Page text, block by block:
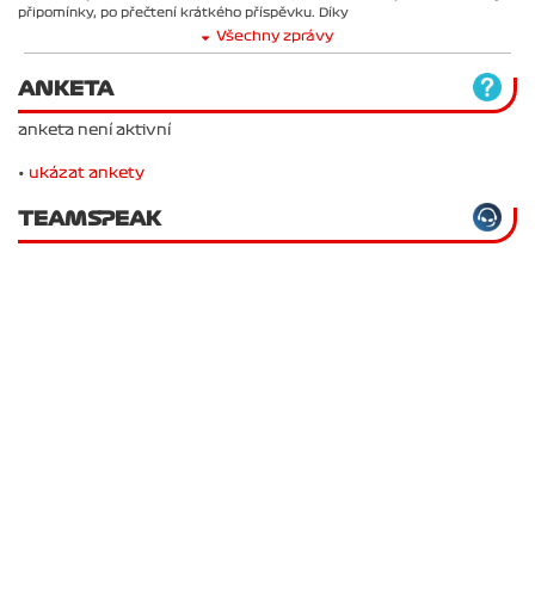
připomínky, po přečtení krátkého příspěvku. Díky
Všechny zprávy
ANKETA
anketa není aktivní
• ukázat ankety
TEAMSPEAK